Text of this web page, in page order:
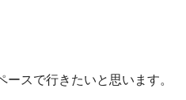
スで行きたいと思います。